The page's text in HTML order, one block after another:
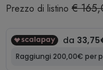
Prezzo di listino €